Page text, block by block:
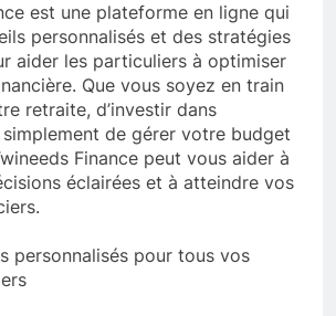
est une plateforme en ligne qui
personnalisés et des stratégies
aider les particuliers à optimiser
Que vous soyez en train
retraite, d’investir dans
simplement de gérer votre budget
Finance peut vous aider à
éclairées et à atteindre vos
personnalisés pour tous vos